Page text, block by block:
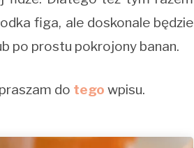
figa, ale doskonale będzie
po prostu pokrojony banan.
do tego wpisu.